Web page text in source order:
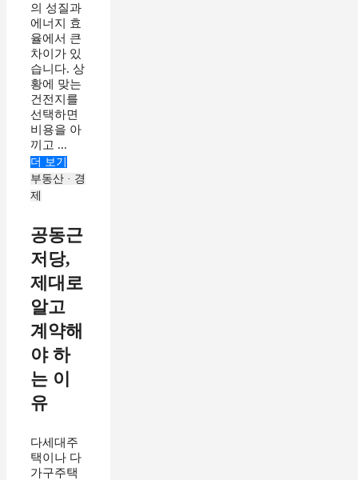
의 성질과
에너지 효
율에서 큰
차이가 있
습니다. 상
황에 맞는
건전지를
선택하면
비용을 아
끼고 ...
더 보기
부동산 · 경
제
공동근
저당,
제대로
알고
계약해
야 하
는 이
유
다세대주
택이나 다
가구주택